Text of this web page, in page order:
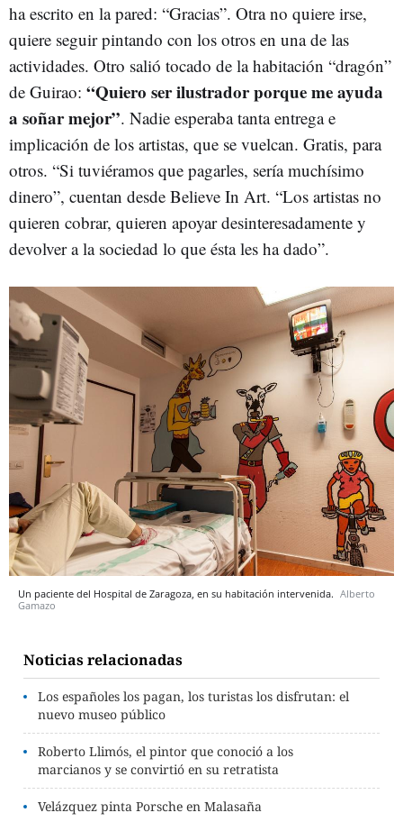
ha escrito en la pared: “Gracias”. Otra no quiere irse,
quiere seguir pintando con los otros en una de las
actividades. Otro salió tocado de la habitación “dragón”
de Guirao: “Quiero ser ilustrador porque me ayuda
a soñar mejor”. Nadie esperaba tanta entrega e
implicación de los artistas, que se vuelcan. Gratis, para
otros. “Si tuviéramos que pagarles, sería muchísimo
dinero”, cuentan desde Believe In Art. “Los artistas no
quieren cobrar, quieren apoyar desinteresadamente y
devolver a la sociedad lo que ésta les ha dado”.
Un paciente del Hospital de Zaragoza, en su habitación intervenida. Alberto
Gamazo
Noticias relacionadas
Los españoles los pagan, los turistas los disfrutan: el
nuevo museo público
Roberto Llimós, el pintor que conoció a los
marcianos y se convirtió en su retratista
Velázquez pinta Porsche en Malasaña